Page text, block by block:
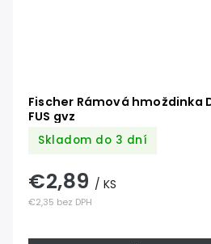
Fischer Rámová hmoždinka
FUS gvz
Skladom do 3 dní
€2,35 bez DPH
€2,89 / KS